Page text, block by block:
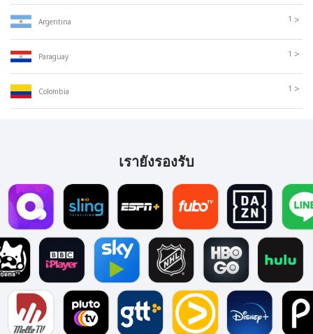
Argentina 1 >
Paraguay 1 >
Colombia 1 >
เรายังรองรับ